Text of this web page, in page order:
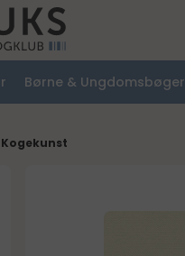
Børne & Ungdomsbøger
Kogekunst